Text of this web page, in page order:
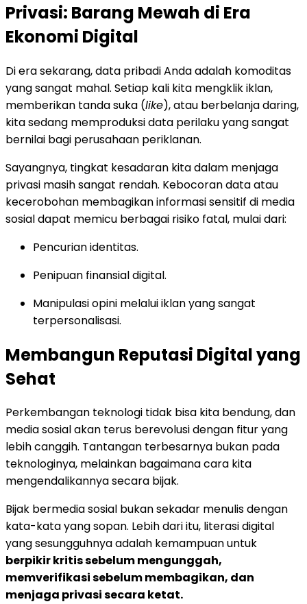
Privasi: Barang Mewah di Era
Ekonomi Digital
Di era sekarang, data pribadi Anda adalah komoditas
yang sangat mahal. Setiap kali kita mengklik iklan,
memberikan tanda suka (like), atau berbelanja daring,
kita sedang memproduksi data perilaku yang sangat
bernilai bagi perusahaan periklanan.
Sayangnya, tingkat kesadaran kita dalam menjaga
privasi masih sangat rendah. Kebocoran data atau
kecerobohan membagikan informasi sensitif di media
sosial dapat memicu berbagai risiko fatal, mulai dari:
Pencurian identitas.
Penipuan finansial digital.
Manipulasi opini melalui iklan yang sangat
terpersonalisasi.
Membangun Reputasi Digital yang
Sehat
Perkembangan teknologi tidak bisa kita bendung, dan
media sosial akan terus berevolusi dengan fitur yang
lebih canggih. Tantangan terbesarnya bukan pada
teknologinya, melainkan bagaimana cara kita
mengendalikannya secara bijak.
Bijak bermedia sosial bukan sekadar menulis dengan
kata-kata yang sopan. Lebih dari itu, literasi digital
yang sesungguhnya adalah kemampuan untuk
berpikir kritis sebelum mengunggah,
memverifikasi sebelum membagikan, dan
menjaga privasi secara ketat.